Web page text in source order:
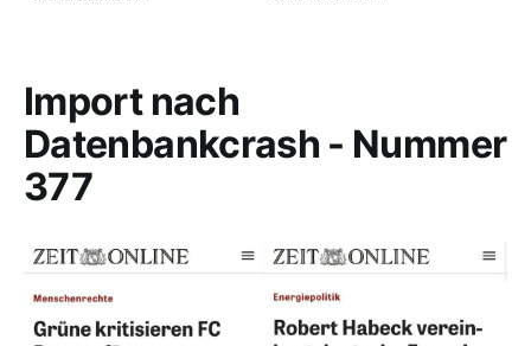
Import nach
Datenbankcrash - Nummer
377